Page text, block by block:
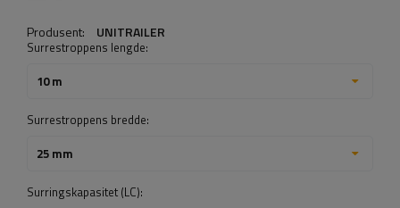
Produsent: UNITRAILER
Surrestroppens lengde:
10 m
Surrestroppens bredde:
25 mm
Surringskapasitet (LC):